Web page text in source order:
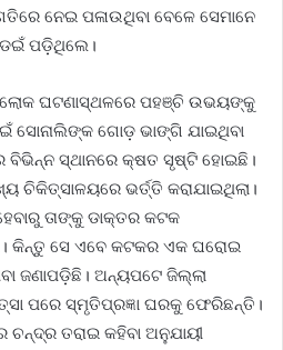
ନେଇ ପଳାଉଥିବା ବେଳେ ସେମାନେ
ପଡ଼ିଥିଲେ।
ଲୋକ ଘଟଣାସ୍ଥଳରେ ପହଞ୍ଚି ଉଭୟଙ୍କୁ
ଗୋଡ଼ ଭାଙ୍ଗି ଯାଇଥିବା
ବିଭିନ୍ନ ସ୍ଥାନରେ କ୍ଷତ ସୃଷ୍ଟି ହୋଇଛି।
ଭର୍ତ୍ତି କରାଯାଇଥିଲା।
ତାଙ୍କୁ ଡାକ୍ତର କଟକ
କିନ୍ତୁ ସେ ଏବେ କଟକର ଏକ ଘରୋଇ
ଜଣାପଡ଼ିଛି। ଅନ୍ୟପଟେ ଜିଲ୍ଲା
ପରେ ସ୍ମୃତିପ୍ରଜ୍ଞା ଘରକୁ ଫେରିଛନ୍ତି।
ଚନ୍ଦ୍ର ତରାଇ କହିବା ଅନୁଯାୟୀ